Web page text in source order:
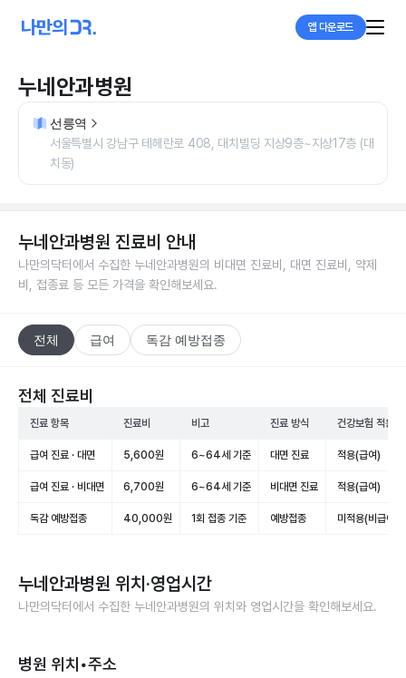
앱 다운로드
누네안과병원
선릉역
서울특별시 강남구 테헤란로 408, 대치빌딩 지상9층~지상17층 (대
치동)
누네안과병원 진료비 안내
나만의닥터에서 수집한 누네안과병원의 비대면 진료비, 대면 진료비, 약제
비, 접종료 등 모든 가격을 확인해보세요.
전체 급여 독감 예방접종
전체 진료비
진료 항목 진료비 비고 진료 방식 건강보험 적용
급여 진료 · 대면 5,600원 6~64세 기준 대면 진료 적용(급여)
급여 진료 · 비대면 6,700원 6~64세 기준 비대면 진료 적용(급여)
독감 예방접종 40,000원 1회 접종 기준 예방접종 미적용(비급여)
누네안과병원 위치·영업시간
나만의닥터에서 수집한 누네안과병원의 위치와 영업시간을 확인해보세요.
병원 위치•주소